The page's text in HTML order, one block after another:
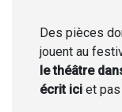
Des pièces
jouent au
le théâtre
écrit ici et pas